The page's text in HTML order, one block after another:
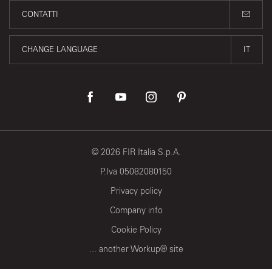
CONTATTI
CHANGE LANGUAGE IT
© 2026 FIR Italia S.p.A.
P.Iva 05082080150
Privacy policy
Company info
Cookie Policy
... another Workup® site